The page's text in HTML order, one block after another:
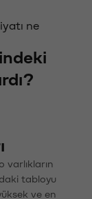
ne
tabloyu
ve en